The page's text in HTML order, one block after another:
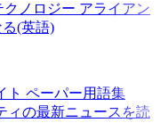
クノロジー アライアン
(英語)
ト ペーパー用語集
ィの最新ニュースを読